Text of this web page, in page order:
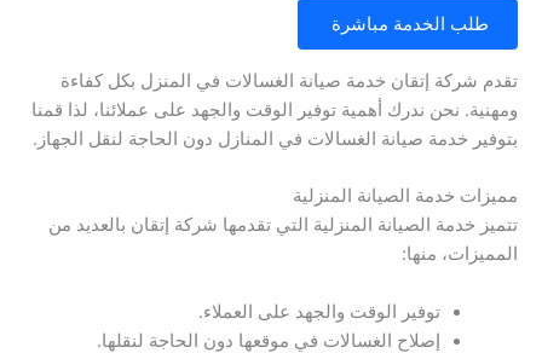
طلب الخدمة مباشرة
تقدم شركة إتقان خدمة صيانة الغسالات في المنزل بكل كفاءة
ومهنية. نحن ندرك أهمية توفير الوقت والجهد على عملائنا، لذا قمنا
بتوفير خدمة صيانة الغسالات في المنازل دون الحاجة لنقل الجهاز.
مميزات خدمة الصيانة المنزلية
تتميز خدمة الصيانة المنزلية التي تقدمها شركة إتقان بالعديد من
المميزات، منها:
توفير الوقت والجهد على العملاء.
إصلاح الغسالات في موقعها دون الحاجة لنقلها.